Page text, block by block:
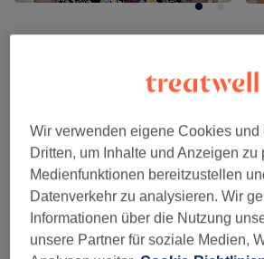
4,9
Ambiente
Sauberkeit
Wir verwenden eigene Cookies und
Dritten, um Inhalte und Anzeigen zu
Medienfunktionen bereitzustellen
Datenverkehr zu analysieren. Wir
Informationen über die Nutzung
unsere Partner für soziale Medien,